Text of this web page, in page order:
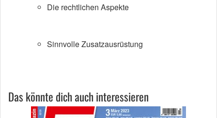
Die rechtlichen Aspekte
Sinnvolle Zusatzausrüstung
Das könnte dich auch interessieren